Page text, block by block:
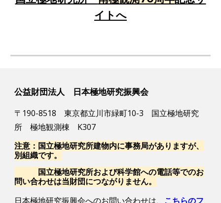
イトへ
公益財団法人 日本極地研究振興会
〒190-8518 東京都立川市緑町10-3 国立極地研究
所 極地観測棟 K307
注意：国立極地研究所建物内に事務局がありますが、
別組織です。
国立極地研究所および科学館への電話等でのお
問い合わせは当財団につながりません。
日本極地研究振興会へのお問い合わせは、 こちらのフ